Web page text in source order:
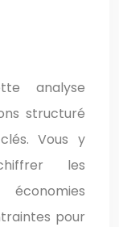
analyse
structuré
Vous y
les
pour